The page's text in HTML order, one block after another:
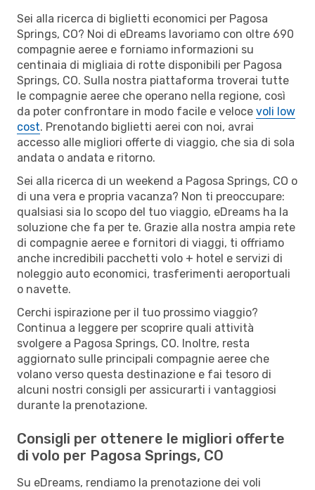
Sei alla ricerca di biglietti economici per Pagosa
Springs, CO? Noi di eDreams lavoriamo con oltre 690
compagnie aeree e forniamo informazioni su
centinaia di migliaia di rotte disponibili per Pagosa
Springs, CO. Sulla nostra piattaforma troverai tutte
le compagnie aeree che operano nella regione, così
da poter confrontare in modo facile e veloce voli low
cost. Prenotando biglietti aerei con noi, avrai
accesso alle migliori offerte di viaggio, che sia di sola
andata o andata e ritorno.
Sei alla ricerca di un weekend a Pagosa Springs, CO o
di una vera e propria vacanza? Non ti preoccupare:
qualsiasi sia lo scopo del tuo viaggio, eDreams ha la
soluzione che fa per te. Grazie alla nostra ampia rete
di compagnie aeree e fornitori di viaggi, ti offriamo
anche incredibili pacchetti volo + hotel e servizi di
noleggio auto economici, trasferimenti aeroportuali
o navette.
Cerchi ispirazione per il tuo prossimo viaggio?
Continua a leggere per scoprire quali attività
svolgere a Pagosa Springs, CO. Inoltre, resta
aggiornato sulle principali compagnie aeree che
volano verso questa destinazione e fai tesoro di
alcuni nostri consigli per assicurarti i vantaggiosi
durante la prenotazione.
Consigli per ottenere le migliori offerte
di volo per Pagosa Springs, CO
Su eDreams, rendiamo la prenotazione dei voli